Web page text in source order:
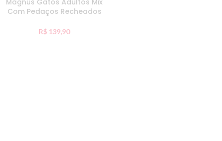
Magnus Gatos Adultos Mix
Com Pedaços Recheados
R$ 139,90